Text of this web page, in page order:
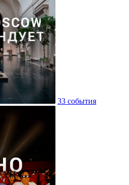
33 события